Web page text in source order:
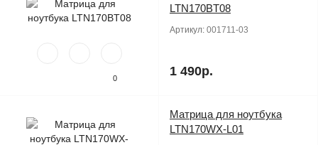
0
LTN170BT08
Артикул: 001711-03
1 490р.
Матрица для ноутбука
LTN170WX-L01